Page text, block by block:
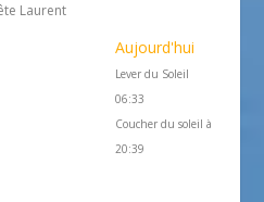
Laurent
Aujourd'hui
Lever du Soleil
06:33
Coucher du soleil à
20:39